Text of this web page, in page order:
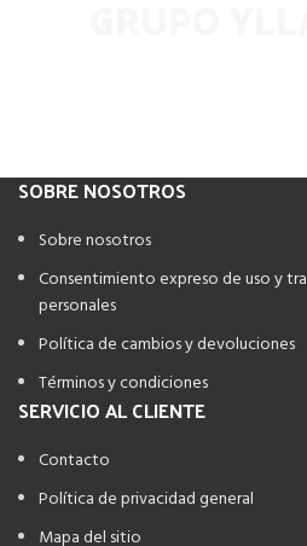
SOBRE NOSOTROS
Sobre nosotros
Consentimiento expreso de uso y
personales
Política de cambios y devoluciones
Términos y condiciones
SERVICIO AL CLIENTE
Contacto
Política de privacidad general
Mapa del sitio